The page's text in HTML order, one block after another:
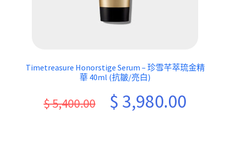
Timetreasure Honorstige Serum – 珍雪芊萃琉金精
華 40ml (抗皺/亮白)
$5,400.00
Original
price
$ 3,980.00